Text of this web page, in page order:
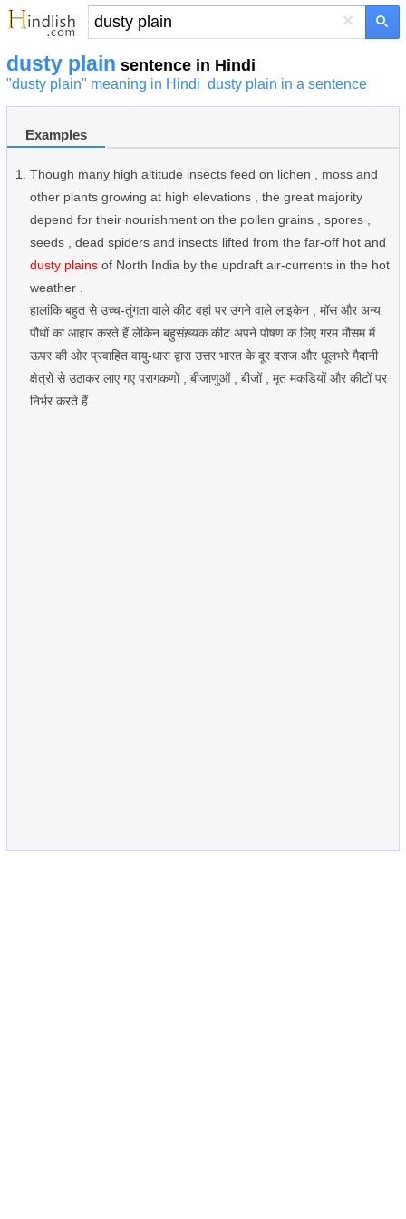
×
dusty plain sentence in Hindi
"dusty plain" meaning in Hindi dusty plain in a sentence
Examples
Though many high altitude insects feed on lichen , moss and
other plants growing at high elevations , the great majority
depend for their nourishment on the pollen grains , spores ,
seeds , dead spiders and insects lifted from the far-off hot and
dusty plains of North India by the updraft air-currents in the hot
weather .
हालांकि बहुत से उच्च-तुंगता वाले कीट वहां पर उगने वाले लाइकेन , मॉस और अन्य
पौधों का आहार करते हैं लेकिन बहुसंख़्यक कीट अपने पोषण क लिए गरम मौसम में
ऊपर की ओर प्रवाहित वायु-धारा द्वारा उत्तर भारत के दूर दराज और धूलभरे मैदानी
क्षेत्रों से उठाकर लाए गए परागकणों , बीजाणुओं , बीजों , मृत मकडियों और कीटों पर
निर्भर करते हैं .